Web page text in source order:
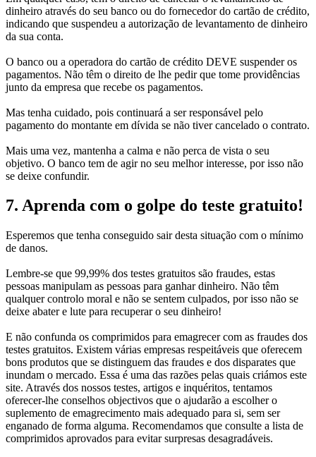
dinheiro através do seu banco ou do fornecedor do cartão de crédito,
indicando que suspendeu a autorização de levantamento de dinheiro
da sua conta.
O banco ou a operadora do cartão de crédito DEVE suspender os
pagamentos. Não têm o direito de lhe pedir que tome providências
junto da empresa que recebe os pagamentos.
Mas tenha cuidado, pois continuará a ser responsável pelo
pagamento do montante em dívida se não tiver cancelado o contrato.
Mais uma vez, mantenha a calma e não perca de vista o seu
objetivo. O banco tem de agir no seu melhor interesse, por isso não
se deixe confundir.
7. Aprenda com o golpe do teste gratuito!
Esperemos que tenha conseguido sair desta situação com o mínimo
de danos.
Lembre-se que 99,99% dos testes gratuitos são fraudes, estas
pessoas manipulam as pessoas para ganhar dinheiro. Não têm
qualquer controlo moral e não se sentem culpados, por isso não se
deixe abater e lute para recuperar o seu dinheiro!
E não confunda os comprimidos para emagrecer com as fraudes dos
testes gratuitos. Existem várias empresas respeitáveis que oferecem
bons produtos que se distinguem das fraudes e dos disparates que
inundam o mercado. Essa é uma das razões pelas quais criámos este
site. Através dos nossos testes, artigos e inquéritos, tentamos
oferecer-lhe conselhos objectivos que o ajudarão a escolher o
suplemento de emagrecimento mais adequado para si, sem ser
enganado de forma alguma. Recomendamos que consulte a lista de
comprimidos aprovados para evitar surpresas desagradáveis.